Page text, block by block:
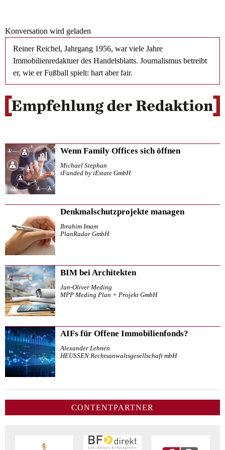
Konversation wird geladen
Reiner Reichel, Jahrgang 1956, war viele Jahre
Immobilienredaktuer des Handelsblatts. Journalismus betreibt
er, wie er Fußball spielt: hart aber fair.
Wenn Family Offices sich öffnen
Michael Stephan
iFunded by iEstate GmbH
Denkmalschutzprojekte managen
Ibrahim Imam
PlanRadar GmbH
BIM bei Architekten
Jan-Oliver Meding
MPP Meding Plan + Projekt GmbH
AIFs für Offene Immobilienfonds?
Alexander Lehnen
HEUSSEN Rechtsanwaltsgesellschaft mbH
CONTENTPARTNER